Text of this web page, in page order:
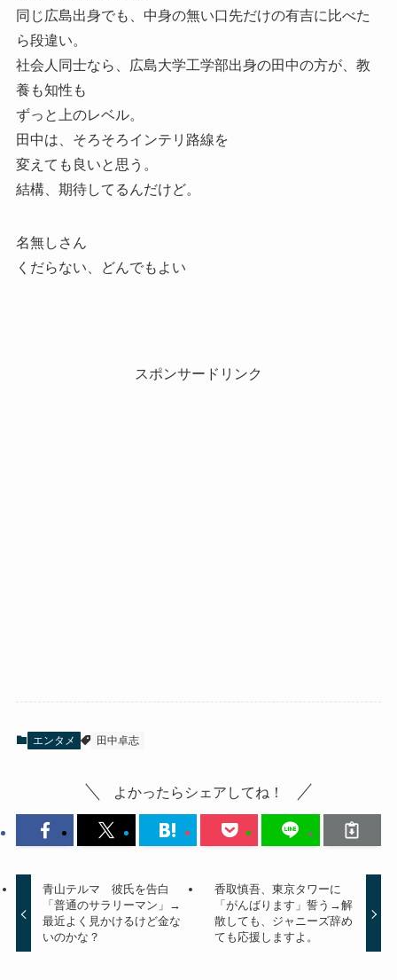
同じ広島出身でも、中身の無い口先だけの有吉に比べた
ら段違い。
社会人同士なら、広島大学工学部出身の田中の方が、教
養も知性も
ずっと上のレベル。
田中は、そろそろインテリ路線を
変えても良いと思う。
結構、期待してるんだけど。
名無しさん
くだらない、どんでもよい
スポンサードリンク
エンタメ 田中卓志
よかったらシェアしてね！
青山テルマ 彼氏を告白
「普通のサラリーマン」→
最近よく見かけるけど金な
いのかな？
香取慎吾、東京タワーに
「がんばります」誓う→解
散しても、ジャニーズ辞め
ても応援しますよ。